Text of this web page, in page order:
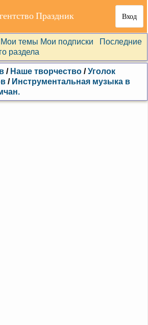
Вход
Праздник
Мои темы Мои подписки
Последние
раздела
/ Наше творчество /Уголок
/ Инструментальная музыка в